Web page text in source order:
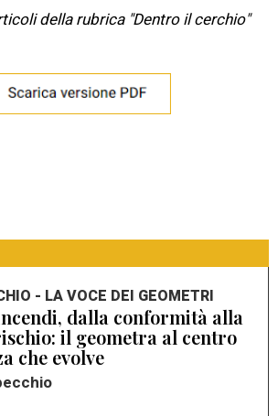
della rubrica "Dentro il cerchio"
- LA VOCE DEI GEOMETRI
dalla conformità alla
il geometra al centro
che evolve